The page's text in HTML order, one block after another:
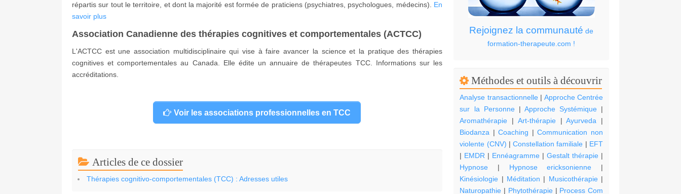
répartis sur tout le territoire, et dont la majorité est formée de praticiens (psychiatres, psychologues, médecins). En
savoir plus
Association Canadienne des thérapies cognitives et comportementales (ACTCC)
L'ACTCC est une association multidisciplinaire qui vise à faire avancer la science et la pratique des thérapies
cognitives et comportementales au Canada. Elle édite un annuaire de thérapeutes TCC. Informations sur les
accréditations.
Voir les associations professionnelles en TCC
Articles de ce dossier
Thérapies cognitivo-comportementales (TCC) : Adresses utiles
Rejoignez la communauté de
formation-therapeute.com !
Méthodes et outils à découvrir
Analyse transactionnelle| Approche Centrée
sur la Personne| Approche Systémique|
Aromathérapie | Art-thérapie|Ayurveda |
Biodanza |Coaching |Communication non
violente (CNV) |Constellation familiale | EFT
| EMDR | Ennéagramme |Gestalt thérapie |
Hypnose | Hypnose ericksonienne |
Kinésiologie | Méditation | Musicothérapie|
Naturopathie | Phytothérapie| Process Com